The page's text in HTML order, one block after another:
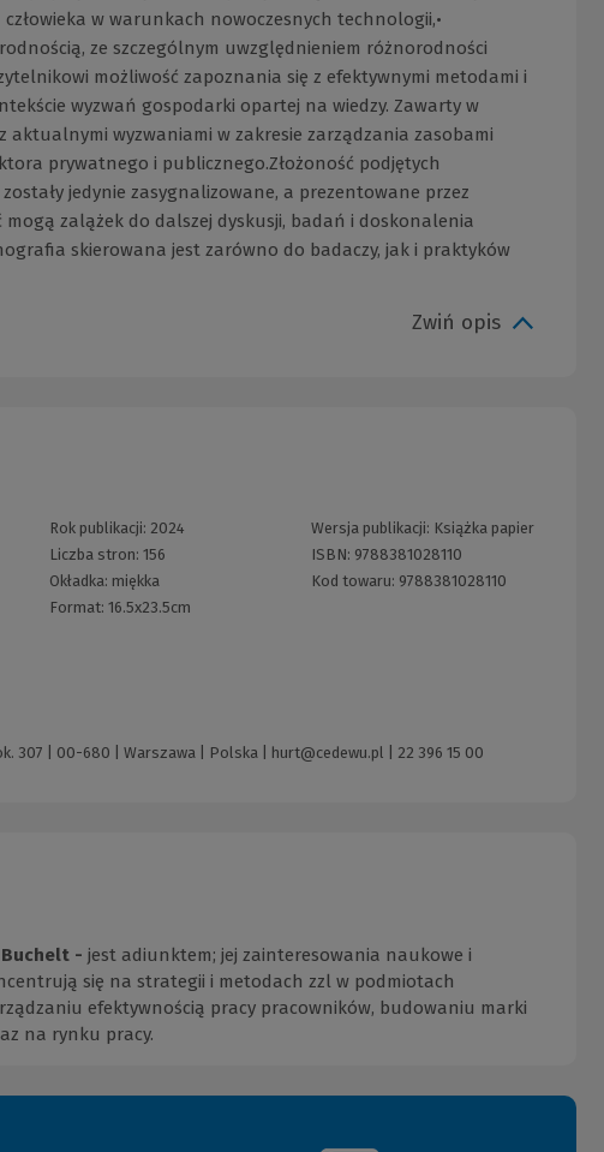
w warunkach nowoczesnych technologii,•
ze szczególnym uwzględnieniem różnorodności
możliwość zapoznania się z efektywnymi metodami i
wyzwań gospodarki opartej na wiedzy. Zawarty w
wyzwaniami w zakresie zarządzania zasobami
prywatnego i publicznego.Złożoność podjętych
jedynie zasygnalizowane, a prezentowane przez
zalążek do dalszej dyskusji, badań i doskonalenia
skierowana jest zarówno do badaczy, jak i praktyków
Zwiń opis
Rok publikacji: 2024
Liczba stron: 156
Okładka: miękka
Format: 16.5x23.5cm
Wersja publikacji: Książka papier
ISBN: 9788381028110
Kod towaru: 9788381028110
307 | 00-680 | Warszawa | Polska | hurt@cedewu.pl 22 396 15 00
- jest adiunktem; jej zainteresowania naukowe i
się na strategii i metodach zzl w podmiotach
efektywnością pracy pracowników, budowaniu marki
na rynku pracy.